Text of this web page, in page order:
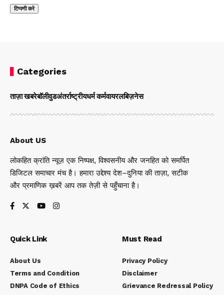
Categories
ताज़ा खबरेबॉलीवुडअंतर्राष्ट्रीयधर्म कर्मवायरलबिज़नेस
About US
लोकहित क्रांति न्यूज़ एक निष्पक्ष, विश्वसनीय और जनहित को समर्पित
डिजिटल समाचार मंच है। हमारा उद्देश्य देश–दुनिया की ताज़ा, सटीक
और प्रमाणिक ख़बरें आप तक तेज़ी से पहुँचाना है।
Quick Link
About Us
Terms and Condition
DNPA Code of Ethics
Must Read
Privacy Policy
Disclaimer
Grievance Redressal Policy